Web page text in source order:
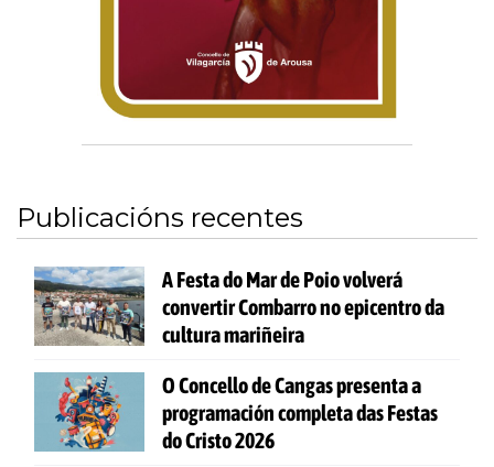
Publicacións recentes
A Festa do Mar de Poio volverá
convertir Combarro no epicentro da
cultura mariñeira
O Concello de Cangas presenta a
programación completa das Festas
do Cristo 2026